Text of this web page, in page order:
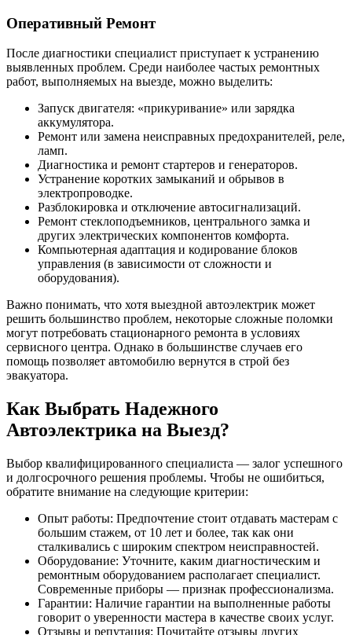
Оперативный Ремонт
После диагностики специалист приступает к устранению
выявленных проблем. Среди наиболее частых ремонтных
работ, выполняемых на выезде, можно выделить:
Запуск двигателя: «прикуривание» или зарядка
аккумулятора.
Ремонт или замена неисправных предохранителей, реле,
ламп.
Диагностика и ремонт стартеров и генераторов.
Устранение коротких замыканий и обрывов в
электропроводке.
Разблокировка и отключение автосигнализаций.
Ремонт стеклоподъемников, центрального замка и
других электрических компонентов комфорта.
Компьютерная адаптация и кодирование блоков
управления (в зависимости от сложности и
оборудования).
Важно понимать, что хотя выездной автоэлектрик может
решить большинство проблем, некоторые сложные поломки
могут потребовать стационарного ремонта в условиях
сервисного центра. Однако в большинстве случаев его
помощь позволяет автомобилю вернутся в строй без
эвакуатора.
Как Выбрать Надежного
Автоэлектрика на Выезд?
Выбор квалифицированного специалиста — залог успешного
и долгосрочного решения проблемы. Чтобы не ошибиться,
обратите внимание на следующие критерии:
Опыт работы: Предпочтение стоит отдавать мастерам с
большим стажем, от 10 лет и более, так как они
сталкивались с широким спектром неисправностей.
Оборудование: Уточните, каким диагностическим и
ремонтным оборудованием располагает специалист.
Современные приборы — признак профессионализма.
Гарантии: Наличие гарантии на выполненные работы
говорит о уверенности мастера в качестве своих услуг.
Отзывы и репутация: Почитайте отзывы других